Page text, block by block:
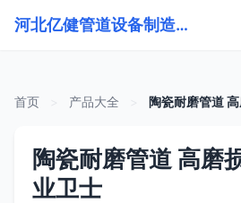
河北亿健管道设备制造有限公司
首页 产品大全 陶瓷耐磨管道
陶瓷耐磨管道 高磨
业卫士